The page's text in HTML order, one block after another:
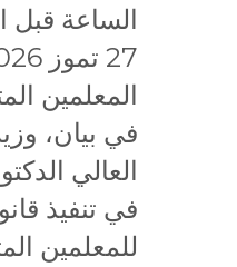
الساعة قبل
المعلمين
في بيان،
العالي
في تنفيذ
للمعلمين